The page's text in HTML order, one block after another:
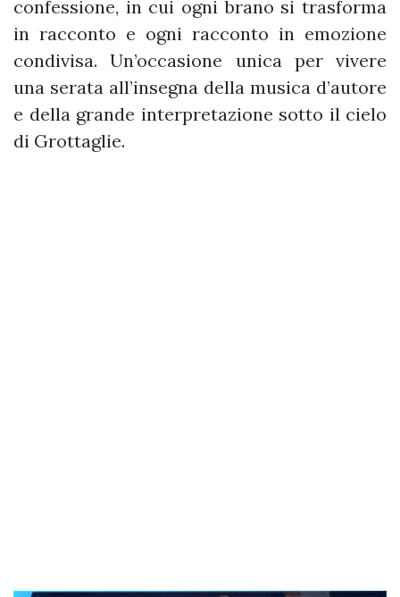
confessione, in cui ogni brano si trasforma
in racconto e ogni racconto in emozione
condivisa. Un’occasione unica per vivere
una serata all’insegna della musica d’autore
e della grande interpretazione sotto il cielo
di Grottaglie.